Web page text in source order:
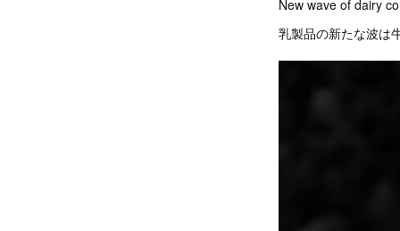
New wave of dairy
乳製品の新たな波は